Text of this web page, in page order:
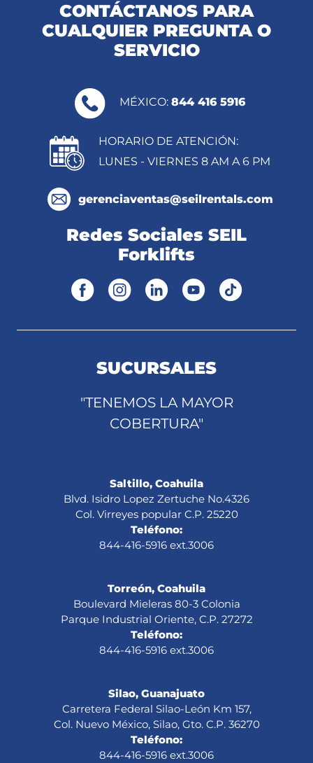
CONTÁCTANOS PARA
CUALQUIER PREGUNTA O
SERVICIO
MÉXICO: 844 416 5916
HORARIO DE ATENCIÓN:
LUNES - VIERNES 8 AM A 6 PM
gerenciaventas@seilrentals.com
Redes Sociales SEIL
Forklifts
SUCURSALES
"TENEMOS LA MAYOR
COBERTURA"
Saltillo, Coahuila
Blvd. Isidro Lopez Zertuche No.4326
Col. Virreyes popular C.P. 25220
Teléfono:
844-416-5916 ext.3006
Torreón, Coahuila
Boulevard Mieleras 80-3 Colonia
Parque Industrial Oriente, C.P. 27272
Teléfono:
844-416-5916 ext.3006
Silao, Guanajuato
Carretera Federal Silao-León Km 157,
Col. Nuevo México, Silao, Gto. C.P. 36270
Teléfono:
844-416-5916 ext.3006